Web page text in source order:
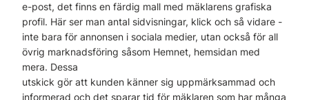
e-post, det finns en färdig mall med mäklarens grafiska
profil. Här ser man antal sidvisningar, klick och så vidare -
inte bara för annonsen i sociala medier, utan också för all
övrig marknadsföring såsom Hemnet, hemsidan med
mera. Dessa
utskick gör att kunden känner sig uppmärksammad och
informerad och det sparar tid för mäklaren som har många